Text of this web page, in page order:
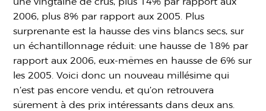
2006, plus 8% par rapport aux 2005. Plus
surprenante est la hausse des vins blancs secs, sur
un échantillonnage réduit: une hausse de 18% par
rapport aux 2006, eux-mêmes en hausse de 6% sur
les 2005. Voici donc un nouveau millésime qui
n’est pas encore vendu, et qu’on retrouvera
sûrement à des prix intéressants dans deux ans.